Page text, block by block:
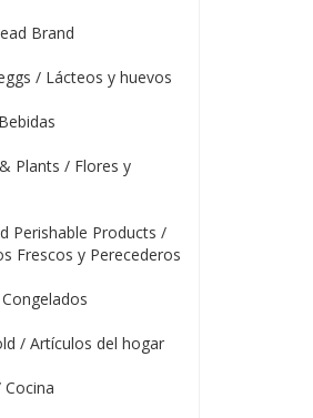
Brand
/ Lácteos y huevos
Plants / Flores y
Perishable Products /
Frescos y Perecederos
/ Artículos del hogar
Cocina